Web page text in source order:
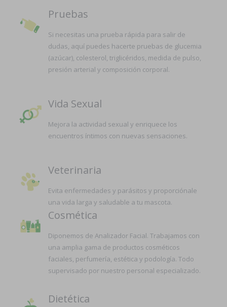
Pruebas
Si necesitas una prueba rápida para salir de
dudas, aquí puedes hacerte pruebas de glucemia
(azúcar), colesterol, triglicéridos, medida de pulso,
presión arterial y composición corporal.
Vida Sexual
Mejora la actividad sexual y enriquece los
encuentros íntimos con nuevas sensaciones.
Veterinaria
Evita enfermedades y parásitos y proporciónale
una vida larga y saludable a tu mascota.
Cosmética
Diponemos de Analizador Facial. Trabajamos con
una amplia gama de productos cosméticos
faciales, perfumería, estética y podología. Todo
supervisado por nuestro personal especializado.
Dietética